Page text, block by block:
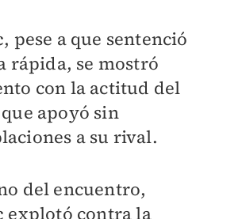
, pese a que sentenció
rápida, se mostró
con la actitud del
apoyó sin
a su rival.
del encuentro,
explotó contra la